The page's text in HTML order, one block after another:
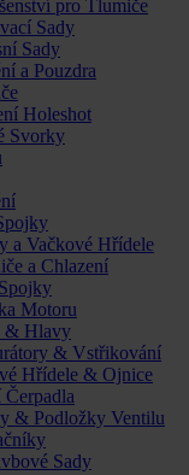
pro Tlumiče
Sady
Sady
a Pouzdra
Holeshot
Svorky
a Vačkové Hřídele
a Chlazení
Motoru
& Hlavy
& Vstřikování
Hřídele & Ojnice
& Podložky Ventilu
Sady